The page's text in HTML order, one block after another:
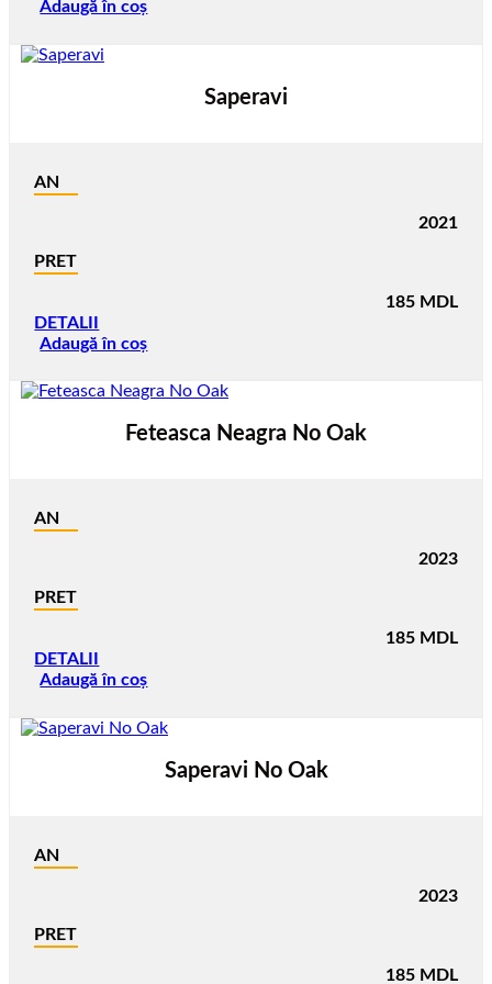
Adaugă în coș
Saperavi
AN
2021
PRET
185 MDL
DETALII
Adaugă în coș
Feteasca Neagra No Oak
AN
2023
PRET
185 MDL
DETALII
Adaugă în coș
Saperavi No Oak
AN
2023
PRET
185 MDL